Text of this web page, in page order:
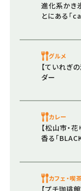
進化系かき
とにある「
グルメ
【ていれぎ
ダー
カレー
【松山市・
香る「
サウナ後
カフェ・喫
【プチ珈琲